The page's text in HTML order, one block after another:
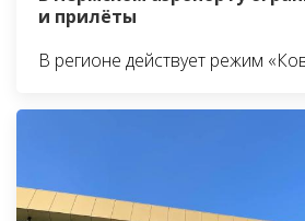
и прилёты
В регионе действует режим